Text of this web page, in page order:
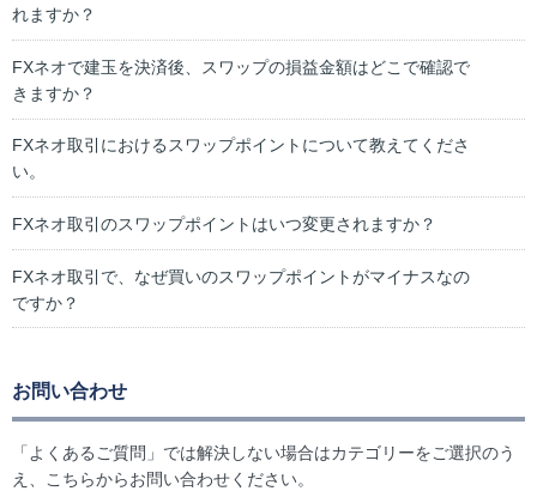
れますか？
FXネオで建玉を決済後、スワップの損益金額はどこで確認で
きますか？
FXネオ取引におけるスワップポイントについて教えてくださ
い。
FXネオ取引のスワップポイントはいつ変更されますか？
FXネオ取引で、なぜ買いのスワップポイントがマイナスなの
ですか？
お問い合わせ
「よくあるご質問」では解決しない場合はカテゴリーをご選択のう
え、こちらからお問い合わせください。